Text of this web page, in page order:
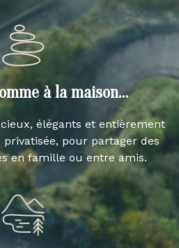
à la maison…
élégants et entièrement
privatisée, pour partager des
en famille ou entre amis.